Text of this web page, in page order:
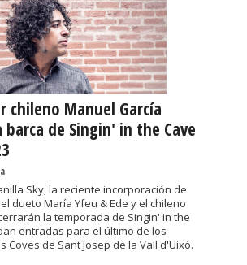
chileno Manuel García
de Singin' in the Cave
Sky, la reciente incorporación de
dueto María Yfeu & Ede y el chileno
la temporada de Singin' in the
entradas para el último de los
Coves de Sant Josep de la Vall d'Uixó.